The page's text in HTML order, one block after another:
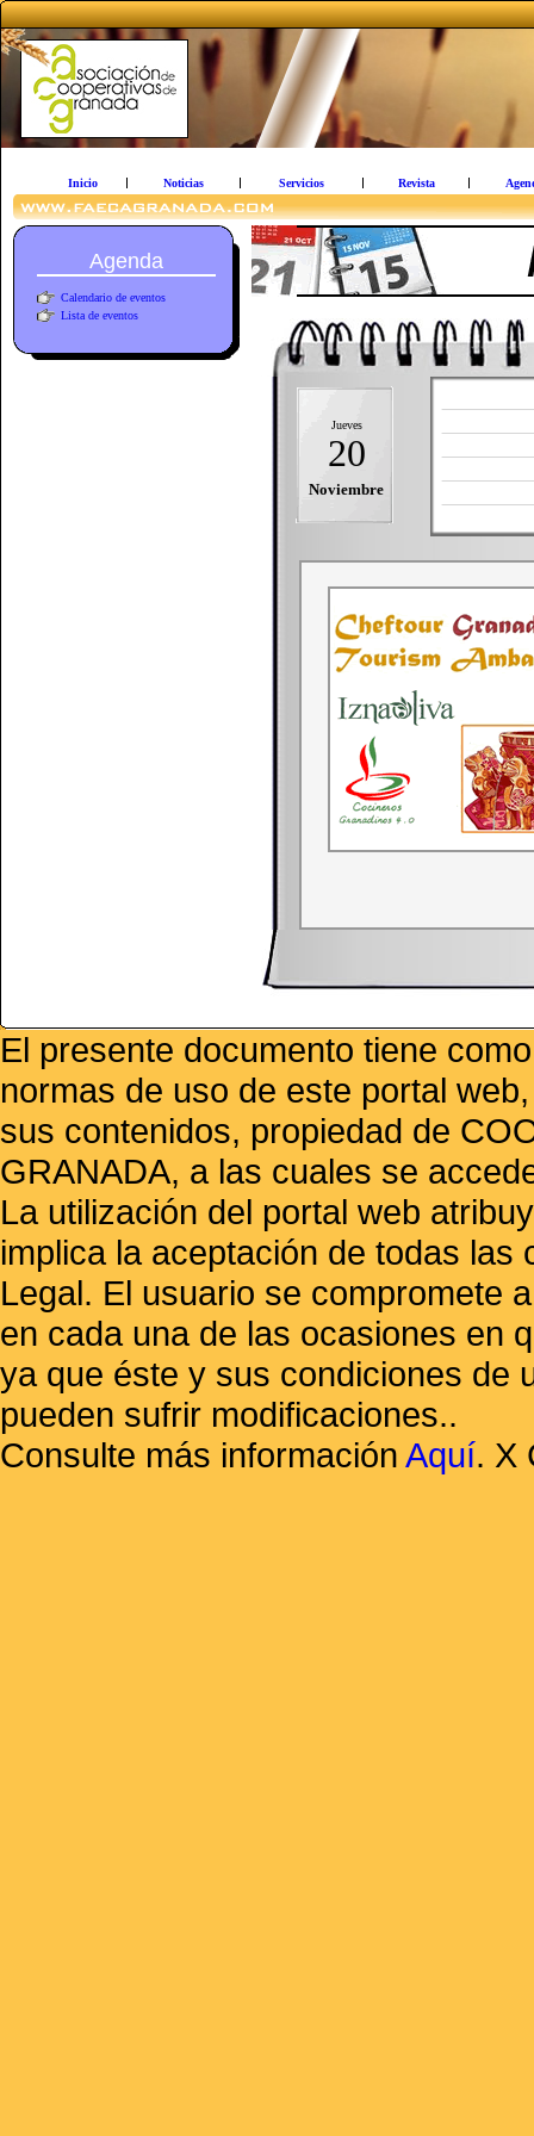
Inicio Noticias Servicios Revista
Agenda
Calendario de eventos
Lista de eventos
Jueves
20
Noviembre
El presente documento tiene
normas de uso de este portal
sus contenidos, propiedad de
GRANADA, a las cuales se
La utilización del portal web
implica la aceptación de todas
Legal. El usuario se compromete
en cada una de las ocasiones en
ya que éste y sus condiciones de
pueden sufrir modificaciones..
Consulte más información Aquí. X